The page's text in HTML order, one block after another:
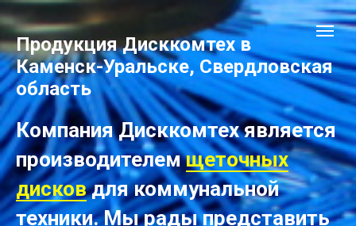
Продукция Дисккомтех в
Каменск-Уральске, Свердловская
область
Компания Дисккомтех является
производителемщеточных
дисковдля коммунальной
техники. Мы рады представить